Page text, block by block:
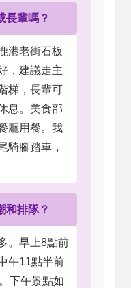
長輩嗎？
港老街石板
，建議走主
梯，長輩可
息。美食部
廳用餐。我
騎腳踏車，
和排隊？
。早上8點前
午11點半前
下午景點如